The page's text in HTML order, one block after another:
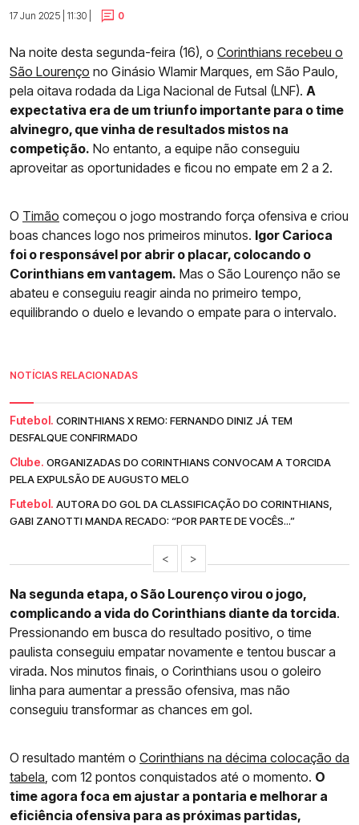
17 Jun 2025 | 11:30 |
0
Na noite desta segunda-feira (16), o Corinthians recebeu o
São Lourenço no Ginásio Wlamir Marques, em São Paulo,
pela oitava rodada da Liga Nacional de Futsal (LNF). A
expectativa era de um triunfo importante para o time
alvinegro, que vinha de resultados mistos na
competição. No entanto, a equipe não conseguiu
aproveitar as oportunidades e ficou no empate em 2 a 2.
O Timão começou o jogo mostrando força ofensiva e criou
boas chances logo nos primeiros minutos. Igor Carioca
foi o responsável por abrir o placar, colocando o
Corinthians em vantagem. Mas o São Lourenço não se
abateu e conseguiu reagir ainda no primeiro tempo,
equilibrando o duelo e levando o empate para o intervalo.
NOTÍCIAS RELACIONADAS
Futebol. CORINTHIANS X REMO: FERNANDO DINIZ JÁ TEM
DESFALQUE CONFIRMADO
Clube. ORGANIZADAS DO CORINTHIANS CONVOCAM A TORCIDA
PELA EXPULSÃO DE AUGUSTO MELO
Futebol. AUTORA DO GOL DA CLASSIFICAÇÃO DO CORINTHIANS,
GABI ZANOTTI MANDA RECADO: “POR PARTE DE VOCÊS...”
< >
Na segunda etapa, o São Lourenço virou o jogo,
complicando a vida do Corinthians diante da torcida.
Pressionando em busca do resultado positivo, o time
paulista conseguiu empatar novamente e tentou buscar a
virada. Nos minutos finais, o Corinthians usou o goleiro
linha para aumentar a pressão ofensiva, mas não
conseguiu transformar as chances em gol.
O resultado mantém o Corinthians na décima colocação da
tabela, com 12 pontos conquistados até o momento. O
time agora foca em ajustar a pontaria e melhorar a
eficiência ofensiva para as próximas partidas,